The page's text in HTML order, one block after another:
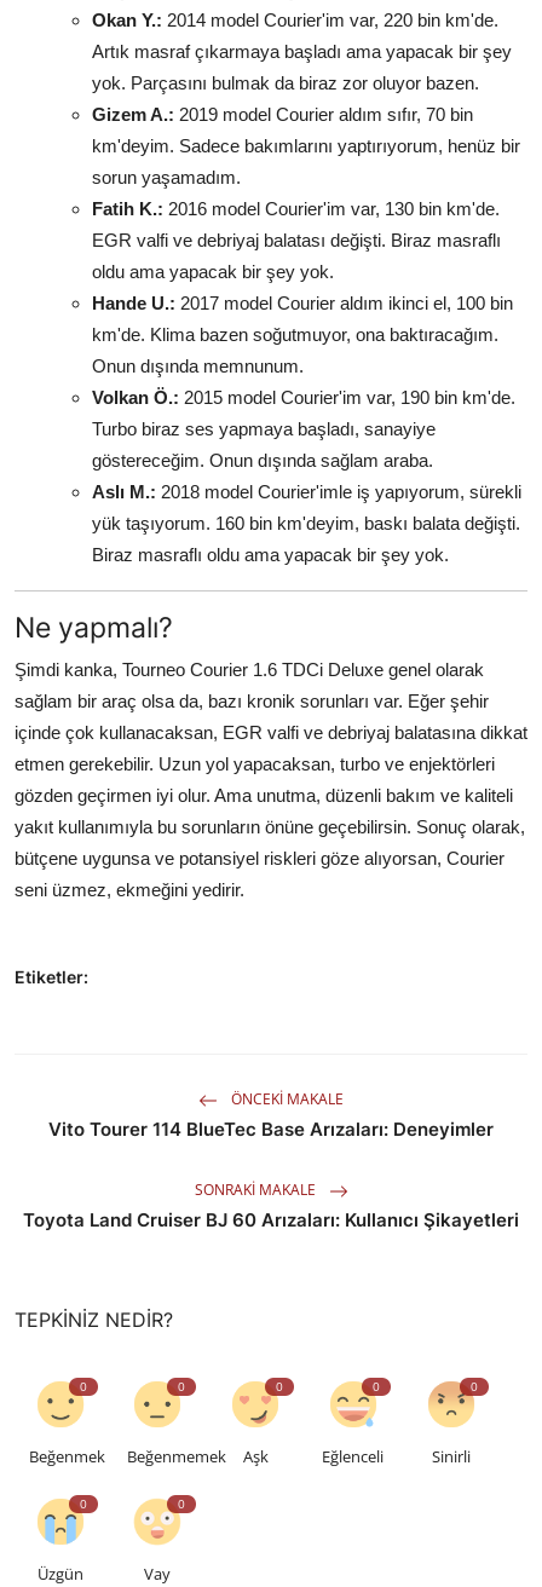
Okan Y.: 2014 model Courier'im var, 220 bin km'de.
Artık masraf çıkarmaya başladı ama yapacak bir şey
yok. Parçasını bulmak da biraz zor oluyor bazen.
Gizem A.: 2019 model Courier aldım sıfır, 70 bin
km'deyim. Sadece bakımlarını yaptırıyorum, henüz bir
sorun yaşamadım.
Fatih K.: 2016 model Courier'im var, 130 bin km'de.
EGR valfi ve debriyaj balatası değişti. Biraz masraflı
oldu ama yapacak bir şey yok.
Hande U.: 2017 model Courier aldım ikinci el, 100 bin
km'de. Klima bazen soğutmuyor, ona baktıracağım.
Onun dışında memnunum.
Volkan Ö.: 2015 model Courier'im var, 190 bin km'de.
Turbo biraz ses yapmaya başladı, sanayiye
göstereceğim. Onun dışında sağlam araba.
Aslı M.: 2018 model Courier'imle iş yapıyorum, sürekli
yük taşıyorum. 160 bin km'deyim, baskı balata değişti.
Biraz masraflı oldu ama yapacak bir şey yok.
Ne yapmalı?
Şimdi kanka, Tourneo Courier 1.6 TDCi Deluxe genel olarak
sağlam bir araç olsa da, bazı kronik sorunları var. Eğer şehir
içinde çok kullanacaksan, EGR valfi ve debriyaj balatasına dikkat
etmen gerekebilir. Uzun yol yapacaksan, turbo ve enjektörleri
gözden geçirmen iyi olur. Ama unutma, düzenli bakım ve kaliteli
yakıt kullanımıyla bu sorunların önüne geçebilirsin. Sonuç olarak,
bütçene uygunsa ve potansiyel riskleri göze alıyorsan, Courier
seni üzmez, ekmeğini yedirir.
Etiketler:
ÖNCEKI MAKALE
Vito Tourer 114 BlueTec Base Arızaları: Deneyimler
SONRAKI MAKALE
Toyota Land Cruiser BJ 60 Arızaları: Kullanıcı Şikayetleri
TEPKINIZ NEDIR?
0
Beğenmek
0
Beğenmemek
0
Aşk
0
Eğlenceli
0
Sinirli
0
Üzgün
0
Vay